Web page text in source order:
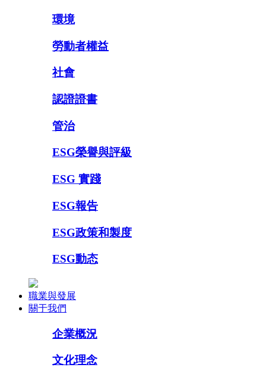
環境
勞動者權益
社會
認證證書
管治
ESG榮譽與評級
ESG 實踐
ESG報告
ESG政策和製度
ESG動态
職業與發展
關于我們
企業概況
文化理念